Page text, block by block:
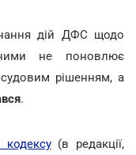
дій ДФС щодо
не поновлює
рішенням, а
.
кодексу(в редакції,